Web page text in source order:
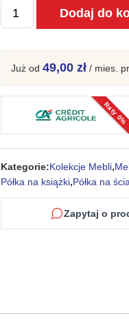
ilość
Półka
Dodaj do
Już od 49,00 zł / mies.
Raty 0%
Kategorie:Kolekcje Mebli,
Półka na książki,Półka na
Zapytaj o